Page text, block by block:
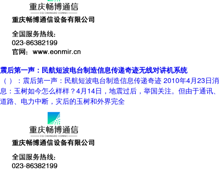
震后第一声：民航短波电台制造信息传递奇迹无线对讲机系统
（ ）：震后第一声：民航短波电台制造信息传递奇迹 2010年4月23日消
息：玉树如今怎么样样？4月14日，地震过后，举国关注。但由于通讯、
道路、电力中断，灾后的玉树和外界完全